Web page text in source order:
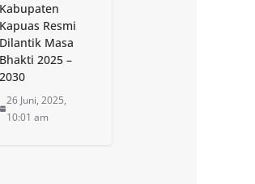
Kabupaten
Kapuas Resmi
Dilantik Masa
Bhakti 2025 –
2030
26 Juni, 2025,
10:01 am